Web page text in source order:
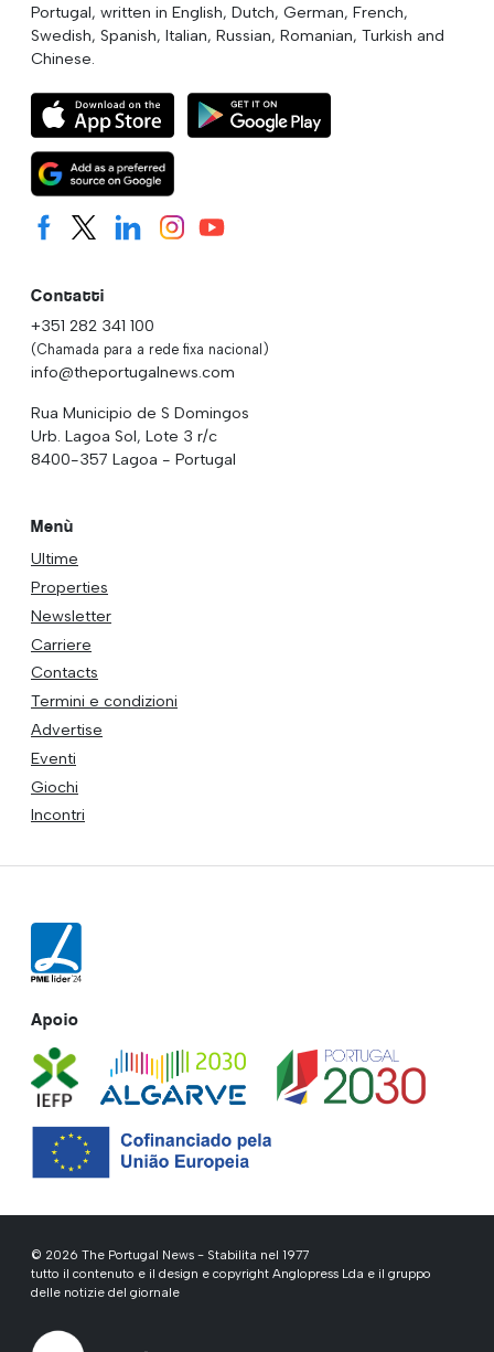
Portugal, written in English, Dutch, German, French,
Swedish, Spanish, Italian, Russian, Romanian, Turkish and
Chinese.
Contatti
+351 282 341 100
(Chamada para a rede fixa nacional)
info@theportugalnews.com
Rua Municipio de S Domingos
Urb. Lagoa Sol, Lote 3 r/c
8400-357 Lagoa - Portugal
Menù
Ultime
Properties
Newsletter
Carriere
Contacts
Termini e condizioni
Advertise
Eventi
Giochi
Incontri
Apoio
© 2026 The Portugal News - Stabilita nel 1977
tutto il contenuto e il design e copyright Anglopress Lda e il gruppo
delle notizie del giornale